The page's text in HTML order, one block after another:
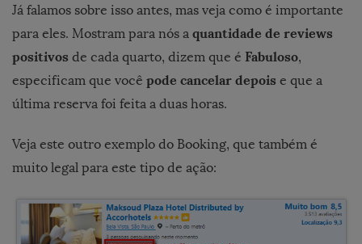
Já falamos sobre isso antes, mas veja como é importante
para eles. Mostram para nós a quantidade de reviews
positivos de cada quarto, dizem que é Fabuloso,
especificam que você pode cancelar depois e que a
última reserva foi feita a duas horas.
Veja este outro exemplo do Booking, que também é
muito legal para este tipo de ação: